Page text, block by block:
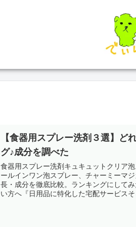
【食器用スプレー洗剤３選】ど
グ♪成分を調べた
食器用スプレー洗剤キュキュットクリア
ールインワン泡スプレー、チャーミーマ
長・成分を徹底比較。ランキングにして
い方へ『日用品に特化した宅配サービス